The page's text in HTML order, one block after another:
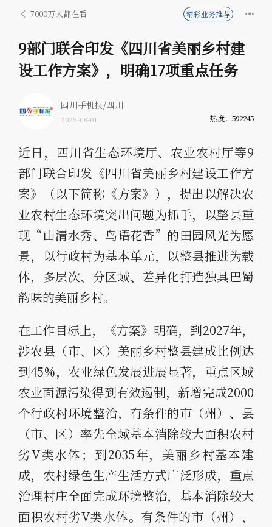
7000万人都在看 精彩业务推荐
9部门联合印发《四川省美丽乡村建
设工作方案》，明确17项重点任务
热度：592245
四川手机报/四川
2025-08-01
近日，四川省生态环境厅、农业农村厅等9
部门联合印发《四川省美丽乡村建设工作方
案》（以下简称《方案》），提出以解决农
业农村生态环境突出问题为抓手，以整县重
现“山清水秀、鸟语花香”的田园风光为愿
景，以行政村为基本单元，以整县推进为载
体，多层次、分区域、差异化打造独具巴蜀
韵味的美丽乡村。
在工作目标上，《方案》明确，到2027年，
涉农县（市、区）美丽乡村整县建成比例达
到45%，农业绿色发展进展显著，重点区域
农业面源污染得到有效遏制，新增完成2000
个行政村环境整治，有条件的市（州）、县
（市、区）率先全域基本消除较大面积农村
劣V类水体；到2035年，美丽乡村基本建
成，农村绿色生产生活方式广泛形成，重点
治理村庄全面完成环境整治，基本消除较大
面积农村劣V类水体。有条件的市（州）、